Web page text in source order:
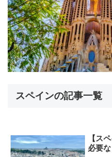
スペインの記事一覧
【ス
必要